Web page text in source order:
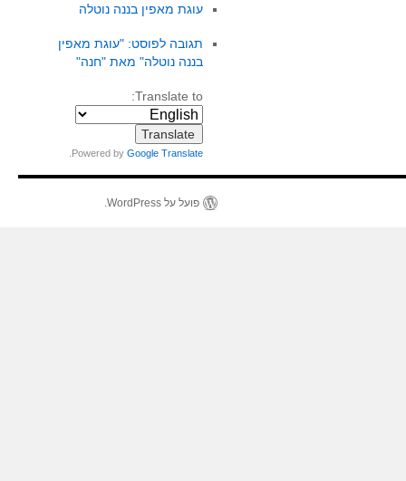
עוגת מאפין בננה נוטלה
תגובה לפוסט: "עוגת מאפין
בננה נוטלה" מאת "חנה"
Translate to:
Powered byGoogle Translate
פועל על WordPress.